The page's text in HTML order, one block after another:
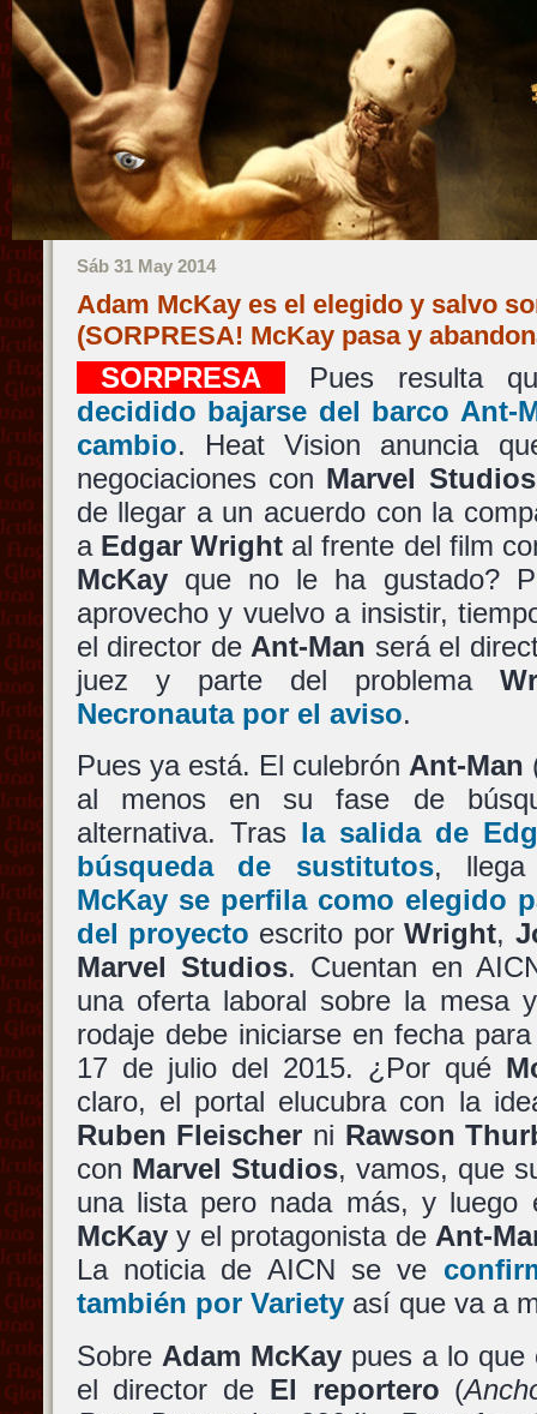
Sáb 31 May 2014
Adam McKay es el elegido y salvo
(SORPRESA! McKay pasa y
SORPRESA
Pues resulta
decidido bajarse del barco Ant-
cambio. Heat Vision anuncia
negociaciones con Marvel Studios
de llegar a un acuerdo con la
a Edgar Wrightal frente del film
McKayque no le ha gustado?
aprovecho y vuelvo a insistir,
el director de Ant-Man será el
juez y parte del problema
Necronauta por el aviso.
Pues ya está. El culebrón Ant-Man
al menos en su fase de
alternativa. Tras la salida de
búsqueda de sustitutos,
McKayse perfila como elegido
del proyecto escrito porWright,
Marvel Studios. Cuentan en
una oferta laboral sobre la mesa
rodaje debe iniciarse en fecha
17 de julio del 2015. ¿Por qué
claro, el portal elucubra con la
Ruben Fleischer ni Rawson
con Marvel Studios, vamos, que
una lista pero nada más, y
McKayy el protagonista de Ant-
La noticia de AICN se ve
también por Varietyasí que va a
Sobre Adam McKaypues a lo que
el director de El reportero (